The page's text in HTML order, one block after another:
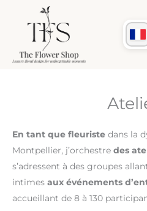
contenu
En tant que fleuriste dans la
Montpellier, j’orchestre des
s’adressent à des groupes
intimes aux événements
accueillant de 8 à 130